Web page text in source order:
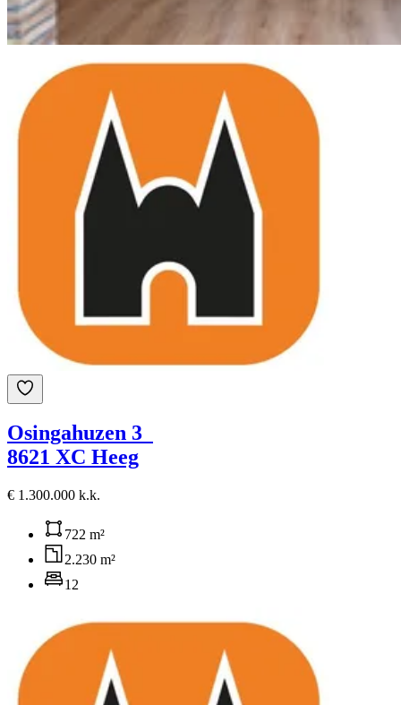
Osingahuzen 3
8621 XC Heeg
€ 1.300.000 k.k.
722 m²
2.230 m²
12